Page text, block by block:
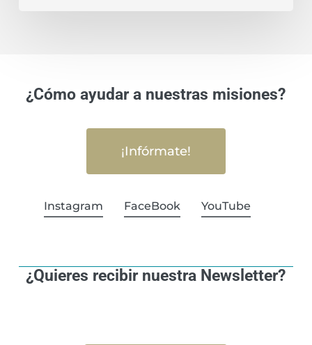
¿Cómo ayudar a nuestras misiones?
¡Infórmate!
Instagram FaceBook YouTube
¿Quieres recibir nuestra Newsletter?